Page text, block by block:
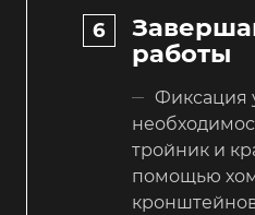
работы
Фиксация
тройник и
помощью